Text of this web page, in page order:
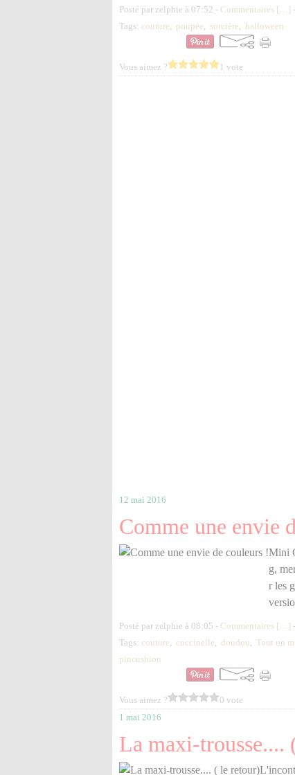
Posté par zelphie à 07:52 - Commentaires [… ]
Tags: couture, poupée, sorcière, halloween
Vous aimez ? 1 vote
12 mai 2016
Comme une envie
Mini
g,
r les
Posté par zelphie à 08:05 - Commentaires [… ]
Tags: couture, coccinelle, doudou, Tout un
pincushion
Vous aimez ?
0 vote
1 mai 2016
La maxi-trousse....